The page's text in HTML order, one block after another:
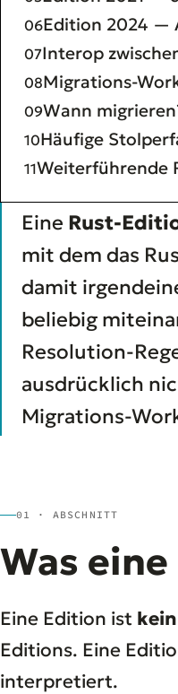
Edition 2024 —
Interop
Migrations-
Wann
Häufige
Weiterführende
Eine Rust-
mit dem das
damit
beliebig
Resolution-
ausdrücklich
Migrations-
01 · ABSCHNITT
Was
Eine Edition ist
Editions. Eine
interpretiert.